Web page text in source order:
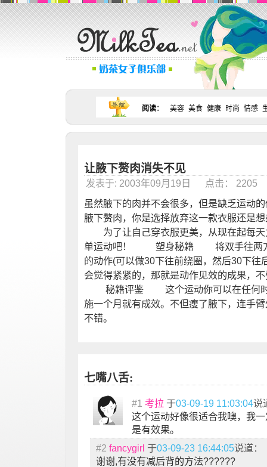
阅读： 美容 美食 健康 时尚 情感
让腋下赘肉消失不见
发表于: 2003年09月19日 点击： 2205
虽然腋下的肉并不会很多，但是缺乏运动
腋下赘肉，你是选择放弃这一款衣服还是
为了让自己穿衣服更美，从现在起每天
单运动吧！ 塑身秘籍 将双手往两方
的动作(可以做30下往前绕圈，然后30下往
会觉得紧紧的，那就是动作见效的成果，
秘籍评鉴 这个运动你可以在任何时
施一个月就有成效。不但瘦了腋下，连手
不错。
七嘴八舌:
#1 考拉 于03-09-19 11:03:04说
这个运动好像很适合我噢，我
是有效果。
#2 fancygirl 于03-09-23 16:44:05说道：
谢谢,有没有减后背的方法??????